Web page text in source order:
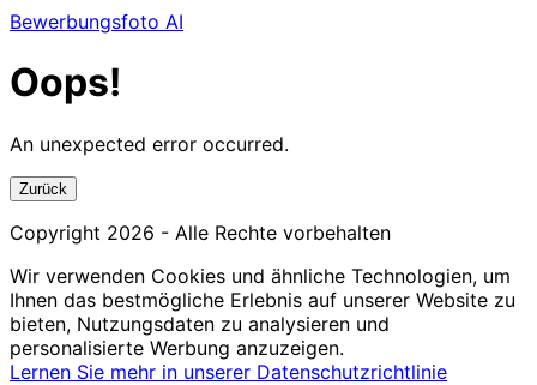
Bewerbungsfoto AI
Oops!
An unexpected error occurred.
Zurück
Copyright 2026 - Alle Rechte vorbehalten
Wir verwenden Cookies und ähnliche Technologien, um
Ihnen das bestmögliche Erlebnis auf unserer Website zu
bieten, Nutzungsdaten zu analysieren und
personalisierte Werbung anzuzeigen.
Lernen Sie mehr in unserer Datenschutzrichtlinie